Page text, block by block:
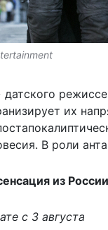
датского
их
В роли
из России
с 3 августа